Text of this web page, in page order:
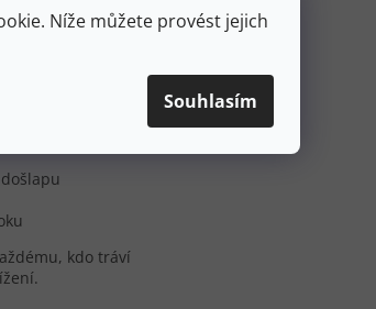
Níže můžete provést jejich
Souhlasím
aktivitách.
zdvih paty (drop
potřebné pro
kdo tráví